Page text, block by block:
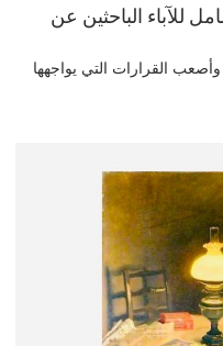
للآباء الباحثين عن
القرارات التي يواجهها